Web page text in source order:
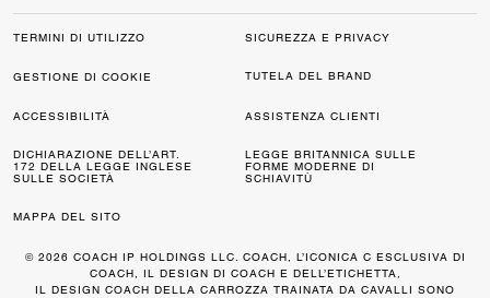
TERMINI DI UTILIZZO SICUREZZA E PRIVACY
GESTIONE DI COOKIE TUTELA DEL BRAND
ACCESSIBILITÀ ASSISTENZA CLIENTI
DICHIARAZIONE DELL’ART.
172 DELLA LEGGE INGLESE
SULLE SOCIETÀ
LEGGE BRITANNICA SULLE
FORME MODERNE DI
SCHIAVITÙ
MAPPA DEL SITO
© 2026 COACH IP HOLDINGS LLC. COACH, L’ICONICA C ESCLUSIVA DI
COACH, IL DESIGN DI COACH E DELL’ETICHETTA,
IL DESIGN COACH DELLA CARROZZA TRAINATA DA CAVALLI SONO